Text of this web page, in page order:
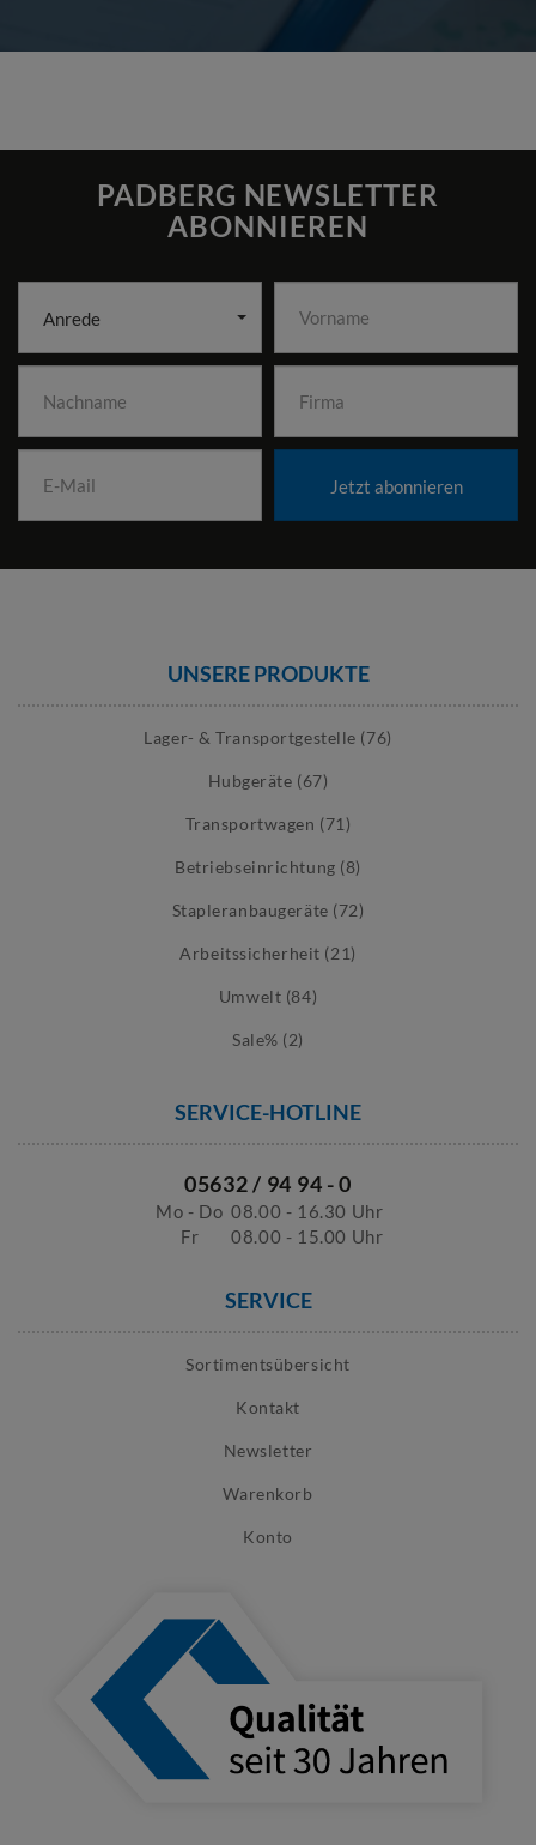
PADBERG NEWSLETTER
ABONNIEREN
Anrede
Jetzt abonnieren
UNSERE PRODUKTE
Lager- & Transportgestelle (76)
Hubgeräte (67)
Transportwagen (71)
Betriebseinrichtung (8)
Stapleranbaugeräte (72)
Arbeitssicherheit (21)
Umwelt (84)
Sale% (2)
SERVICE-HOTLINE
05632 / 94 94 - 0
Mo - Do 08.00 - 16.30 Uhr
Fr
08.00 - 15.00 Uhr
SERVICE
Sortimentsübersicht
Kontakt
Newsletter
Warenkorb
Konto